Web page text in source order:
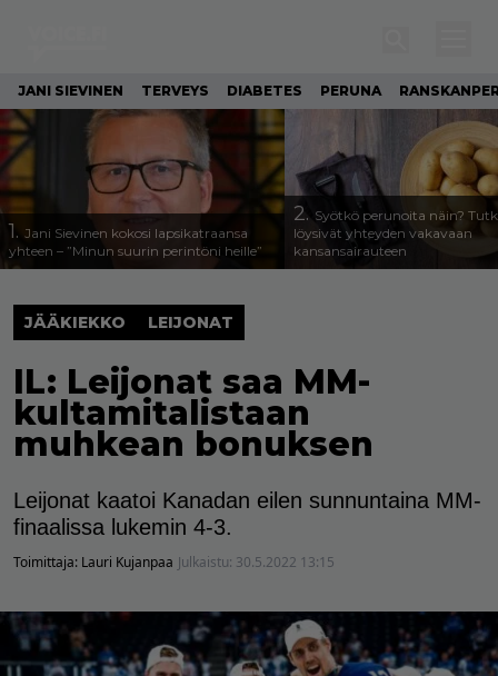
JANI SIEVINEN TERVEYS DIABETES PERUNA
1. Jani Sievinen kokosi lapsikatraansa
yhteen – ”Minun suurin perintöni heille”
2. Syötkö perunoita näin?
löysivät yhteyden vakavaan
kansansairauteen
JÄÄKIEKKO LEIJONAT
IL: Leijonat saa MM-
kultamitalistaan
muhkean bonuksen
Leijonat kaatoi Kanadan eilen sunnuntaina MM-
finaalissa lukemin 4-3.
Toimittaja: Lauri Kujanpaa Julkaistu: 30.5.2022 13:15